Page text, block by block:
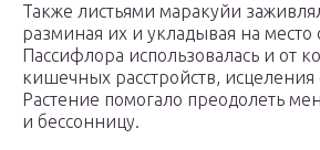
Также листьями маракуйи
разминая их и укладывая на место
Пассифлора использовалась и от
кишечных расстройств, исцеления
Растение помогало преодолеть
и бессонницу.